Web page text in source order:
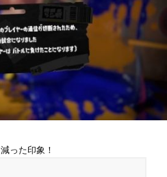
った印象！